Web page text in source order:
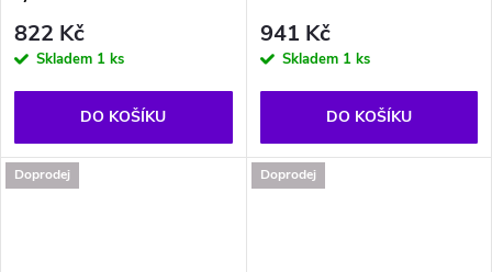
822 Kč
Skladem 1 ks
DO KOŠÍKU
941 Kč
Skladem 1 ks
DO KOŠÍKU
Doprodej Doprodej